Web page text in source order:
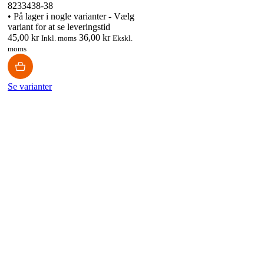
8233438-38
• På lager i nogle varianter - Vælg
variant for at se leveringstid
45,00 kr Inkl. moms 36,00 kr Ekskl.
moms
Se varianter